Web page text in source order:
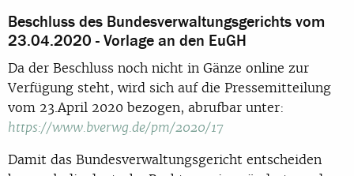
Beschluss des Bundesverwaltungsgerichts vom
23.04.2020 - Vorlage an den EuGH
Da der Beschluss noch nicht in Gänze online zur
Verfügung steht, wird sich auf die Pressemitteilung
vom 23.April 2020 bezogen, abrufbar unter:
https://www.bverwg.de/pm/2020/17
Damit das Bundesverwaltungsgericht entscheiden